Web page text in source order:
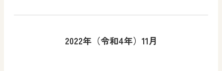
2022年（令和4年）11月